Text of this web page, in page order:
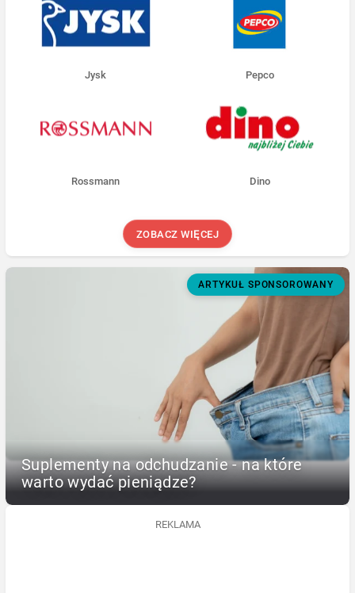
Jysk Pepco
Rossmann Dino
ZOBACZ WIĘCEJ
ARTYKUŁ SPONSOROWANY
Suplementy na odchudzanie - na które
warto wydać pieniądze?
REKLAMA